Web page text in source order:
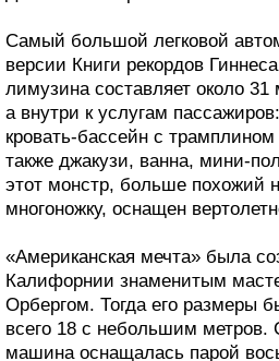
Самый большой легковой
версии Книги рекордов
лимузина составляет около 31
а внутри к услугам
кровать-бассейн с
также джакузи, ванна, мини-
этот монстр, больше похожий
многоножку, оснащен
«Американская мечта» была
Калифорнии знаменитым
Орбергом. Тогда его размеры
всего 18 с небольшим метров.
машина оснащалась парой